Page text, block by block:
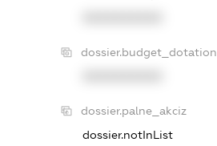
dossier.budget_dotation
dossier.palne_akciz
dossier.notInList